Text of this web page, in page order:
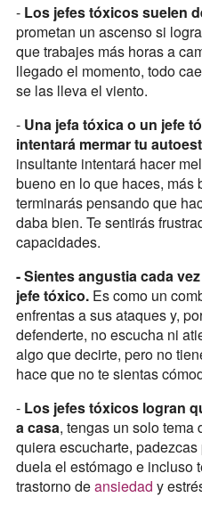
-Los jefes tóxicos suelen
prometan un ascenso si
que trabajes más horas a
llegado el momento, todo
se las lleva el viento.
- Una jefa tóxica o un jefe
intentará mermar tu
insultante intentará hacer
bueno en lo que haces, más
terminarás pensando que
daba bien. Te sentirás
capacidades.
- Sientes angustia cada
jefe tóxico.Es como un
enfrentas a sus ataques y,
defenderte, no escucha ni
algo que decirte, pero no
hace que no te sientas
- Los jefes tóxicos logran
a casa, tengas un solo tema
quiera escucharte,
duela el estómago e incluso
trastorno deansiedad y